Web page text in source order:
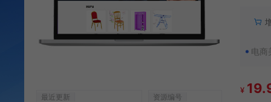
最近更新
资源编号
电商
¥